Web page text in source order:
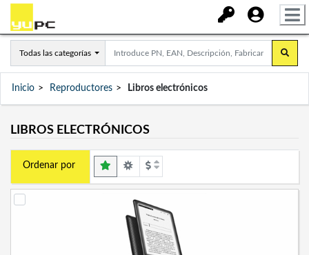
Todas las categorías
Inicio Reproductores Libros electrónicos
LIBROS ELECTRÓNICOS
Ordenar por